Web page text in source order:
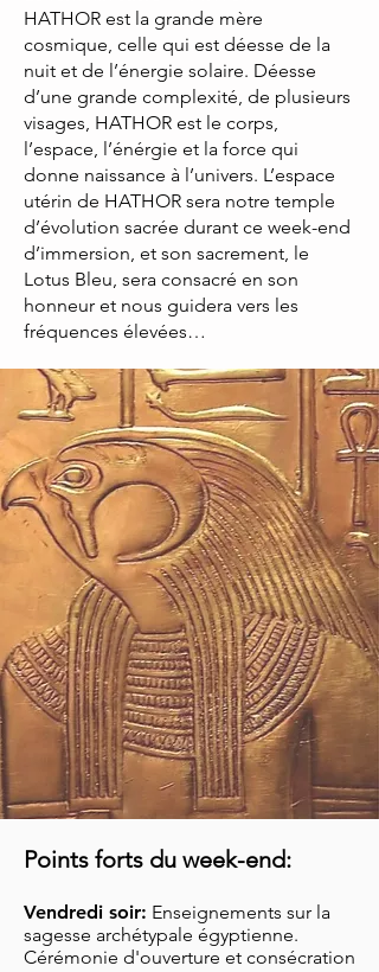
HATHOR est la grande mère
cosmique, celle qui est déesse de la
nuit et de l’énergie solaire. Déesse
d’une grande complexité, de plusieurs
visages, HATHOR est le corps,
l’espace, l’énérgie et la force qui
donne naissance à l’univers. L’espace
utérin de HATHOR sera notre temple
d’évolution sacrée durant ce week-end
d’immersion, et son sacrement, le
Lotus Bleu, sera consacré en son
honneur et nous guidera vers les
fréquences élevées…
Points forts du week-end:
Vendredi soir: Enseignements sur la
sagesse archétypale égyptienne.
Cérémonie d'ouverture et consécration